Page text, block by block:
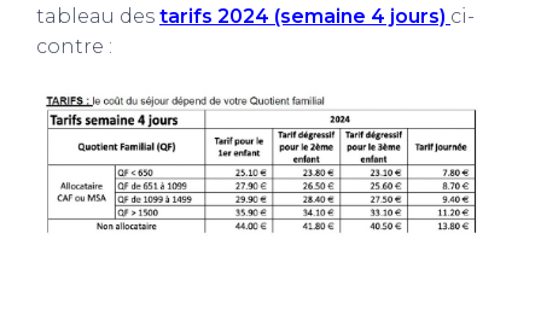
tableau des tarifs 2024 (semaine 4 jours) ci-
contre :